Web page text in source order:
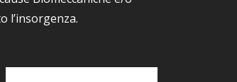
l’insorgenza.